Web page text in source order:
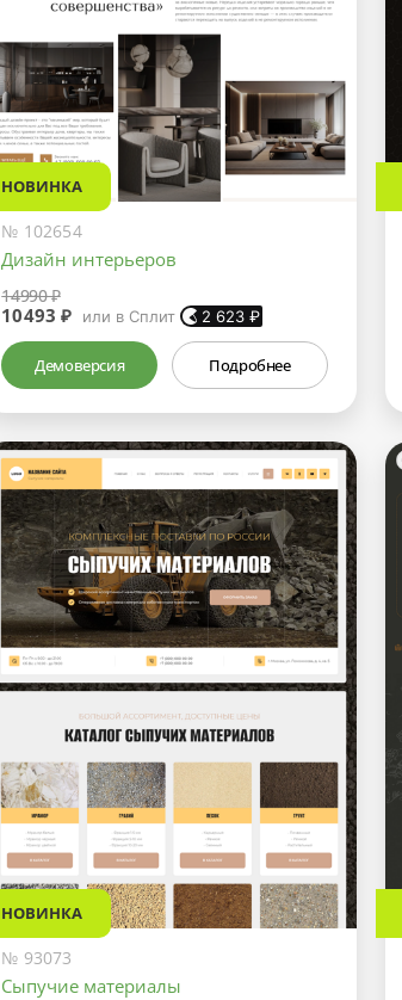
НОВИНКА
№ 102654
Дизайн интерьеров
14990 ₽
10493 ₽ или в Сплит 2 623₽
Демоверсия Подробнее
НОВИНКА
№ 93073
Сыпучие материалы